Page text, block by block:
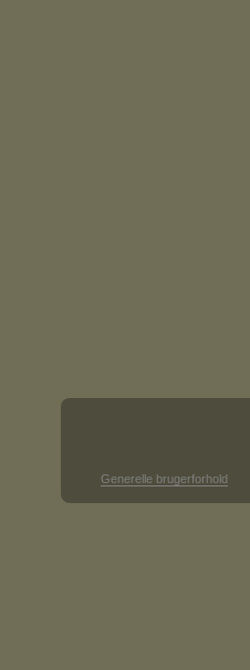
Generelle brugerforhold